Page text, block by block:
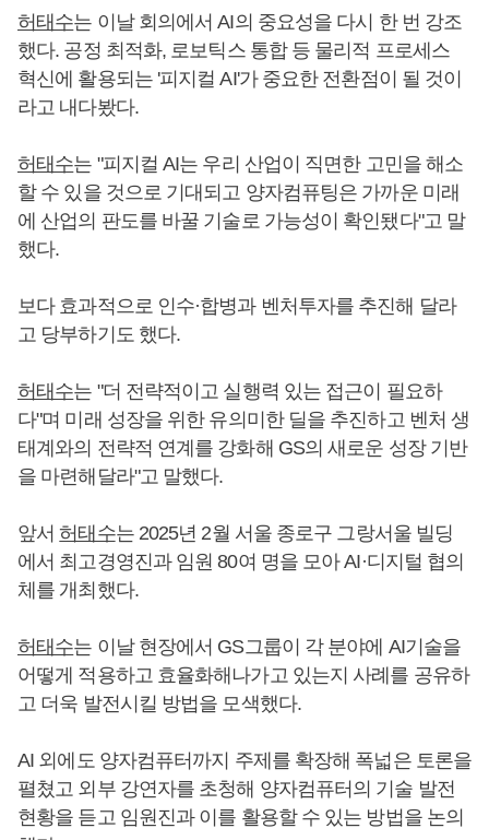
허태수는 이날 회의에서 AI의 중요성을 다시 한 번 강조
했다. 공정 최적화, 로보틱스 통합 등 물리적 프로세스
혁신에 활용되는 '피지컬 AI'가 중요한 전환점이 될 것이
라고 내다봤다.
허태수는 "피지컬 AI는 우리 산업이 직면한 고민을 해소
할 수 있을 것으로 기대되고 양자컴퓨팅은 가까운 미래
에 산업의 판도를 바꿀 기술로 가능성이 확인됐다"고 말
했다.
보다 효과적으로 인수·합병과 벤처투자를 추진해 달라
고 당부하기도 했다.
허태수는 "더 전략적이고 실행력 있는 접근이 필요하
다"며 미래 성장을 위한 유의미한 딜을 추진하고 벤처 생
태계와의 전략적 연계를 강화해 GS의 새로운 성장 기반
을 마련해달라"고 말했다.
앞서허태수는 2025년 2월 서울 종로구 그랑서울 빌딩
에서 최고경영진과 임원 80여 명을 모아 AI·디지털 협의
체를 개최했다.
허태수는 이날 현장에서 GS그룹이 각 분야에 AI기술을
어떻게 적용하고 효율화해나가고 있는지 사례를 공유하
고 더욱 발전시킬 방법을 모색했다.
AI 외에도 양자컴퓨터까지 주제를 확장해 폭넓은 토론을
펼쳤고 외부 강연자를 초청해 양자컴퓨터의 기술 발전
현황을 듣고 임원진과 이를 활용할 수 있는 방법을 논의